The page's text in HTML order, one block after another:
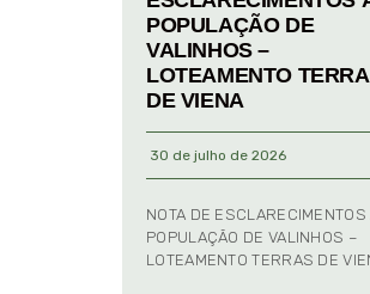
POPULAÇÃO DE
VALINHOS –
LOTEAMENTO
DE VIENA
30 de julho de 2026
NOTA DE ESCLARECIMENTOS
POPULAÇÃO DE VALINHOS –
LOTEAMENTO TERRAS DE